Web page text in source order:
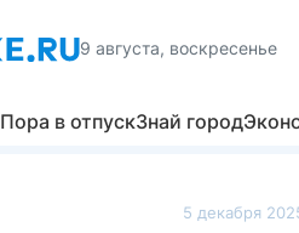
9 августа, воскресенье
Пора в отпускЗнай город
5 декабря